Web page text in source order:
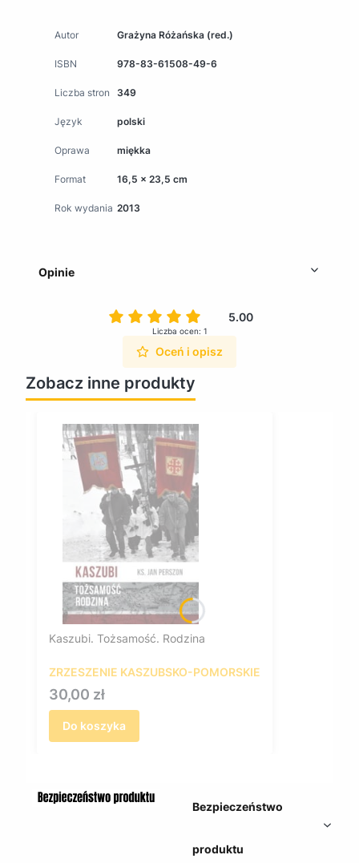
Autor Grażyna Różańska (red.)
ISBN 978-83-61508-49-6
Liczba stron 349
Język polski
Oprawa miękka
Format 16,5 x 23,5 cm
Rok wydania 2013
Opinie
5.00
Liczba ocen: 1
Oceń i opisz
Zobacz inne produkty
Kaszubi. Tożsamość. Rodzina
ZRZESZENIE KASZUBSKO-POMORSKIE
Cena
30,00 zł
Do koszyka
Bezpieczeństwo
produktu